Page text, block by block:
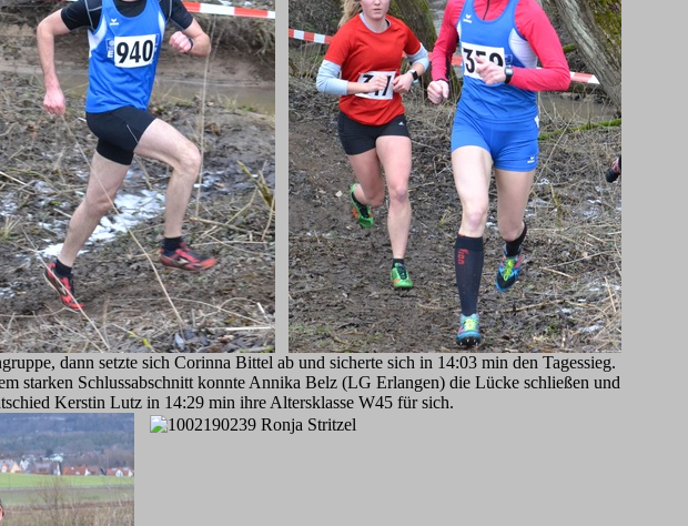
dann setzte sich Corinna Bittel ab und sicherte sich in 14:03 min den Tagessieg.
starken Schlussabschnitt konnte Annika Belz (LG Erlangen) die Lücke schließen und
Kerstin Lutz in 14:29 min ihre Altersklasse W45 für sich.